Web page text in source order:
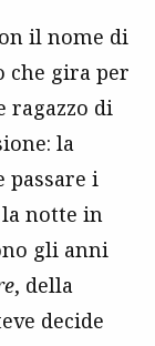
il nome di
che gira per
ragazzo di
la
passare i
notte in
gli anni
, della
decide